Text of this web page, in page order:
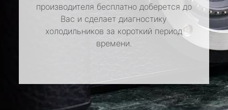
производителя бесплатно доберется до
Вас и сделает диагностику
холодильников за короткий период
времени.